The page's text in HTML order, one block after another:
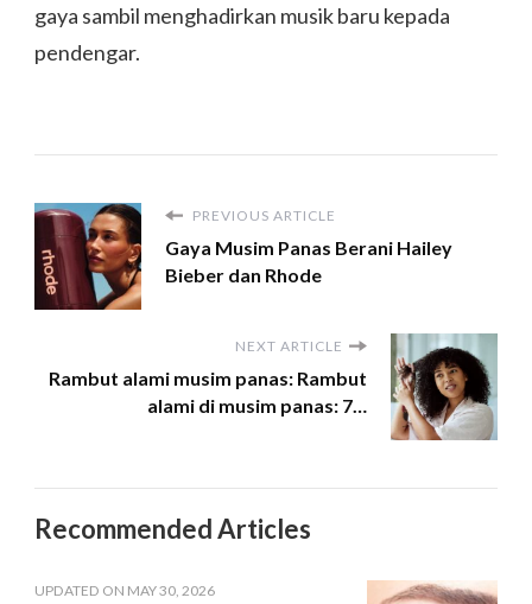
gaya sambil menghadirkan musik baru kepada
pendengar.
PREVIOUS ARTICLE
Gaya Musim Panas Berani Hailey
Bieber dan Rhode
NEXT ARTICLE
Rambut alami musim panas: Rambut
alami di musim panas: 7…
Recommended Articles
UPDATED ON MAY 30, 2026